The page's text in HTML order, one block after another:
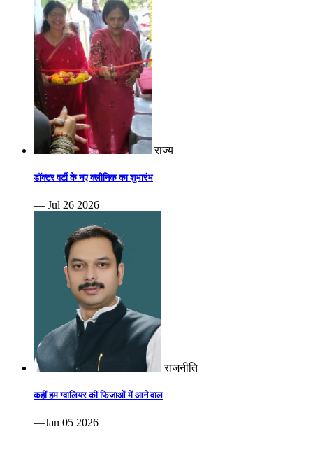
राज्य
डॉक्टर वर्टी के नए क्लीनिक का शुभारंभ
— Jul 26 2026
राजनीति
कहीं हम ग्वालियर की फिजाओं में आने वाल
—Jan 05 2026